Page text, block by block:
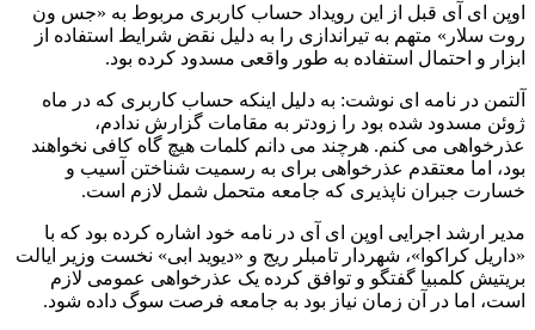
اوپن ای آی قبل از این رویداد حساب کاربری مربوط به «جس ون
روت سلار» متهم به تیراندازی را به دلیل نقض شرایط استفاده از
ابزار و احتمال استفاده به طور واقعی مسدود کرده بود.
آلتمن در نامه ای نوشت: به دلیل اینکه حساب کاربری که در ماه
ژوئن مسدود شده بود را زودتر به مقامات گزارش ندادم،
عذرخواهی می کنم. هرچند می دانم کلمات هیچ گاه کافی نخواهند
بود، اما معتقدم عذرخواهی برای به رسمیت شناختن آسیب و
خسارت جبران ناپذیری که جامعه متحمل شمل لازم است.
مدیر ارشد اجرایی اوپن ای آی در نامه خود اشاره کرده بود که با
«داریل کراکوا»، شهردار تامبلر ریج و «دیوید ابی» نخست وزیر ایالت
بریتیش کلمبیا گفتگو و توافق کرده یک عذرخواهی عمومی لازم
است، اما در آن زمان نیاز بود به جامعه فرصت سوگ داده شود.